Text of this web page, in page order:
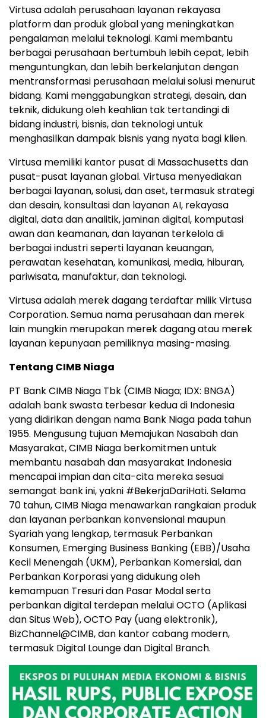
Virtusa adalah perusahaan layanan rekayasa
platform dan produk global yang meningkatkan
pengalaman melalui teknologi. Kami membantu
berbagai perusahaan bertumbuh lebih cepat, lebih
menguntungkan, dan lebih berkelanjutan dengan
mentransformasi perusahaan melalui solusi menurut
bidang. Kami menggabungkan strategi, desain, dan
teknik, didukung oleh keahlian tak tertandingi di
bidang industri, bisnis, dan teknologi untuk
menghasilkan dampak bisnis yang nyata bagi klien.
Virtusa memiliki kantor pusat di Massachusetts dan
pusat-pusat layanan global. Virtusa menyediakan
berbagai layanan, solusi, dan aset, termasuk strategi
dan desain, konsultasi dan layanan AI, rekayasa
digital, data dan analitik, jaminan digital, komputasi
awan dan keamanan, dan layanan terkelola di
berbagai industri seperti layanan keuangan,
perawatan kesehatan, komunikasi, media, hiburan,
pariwisata, manufaktur, dan teknologi.
Virtusa adalah merek dagang terdaftar milik Virtusa
Corporation. Semua nama perusahaan dan merek
lain mungkin merupakan merek dagang atau merek
layanan kepunyaan pemiliknya masing-masing.
Tentang CIMB Niaga
PT Bank CIMB Niaga Tbk (CIMB Niaga; IDX: BNGA)
adalah bank swasta terbesar kedua di Indonesia
yang didirikan dengan nama Bank Niaga pada tahun
1955. Mengusung tujuan Memajukan Nasabah dan
Masyarakat, CIMB Niaga berkomitmen untuk
membantu nasabah dan masyarakat Indonesia
mencapai impian dan cita-cita mereka sesuai
semangat bank ini, yakni #BekerjaDariHati. Selama
70 tahun, CIMB Niaga menawarkan rangkaian produk
dan layanan perbankan konvensional maupun
Syariah yang lengkap, termasuk Perbankan
Konsumen, Emerging Business Banking (EBB)/Usaha
Kecil Menengah (UKM), Perbankan Komersial, dan
Perbankan Korporasi yang didukung oleh
kemampuan Tresuri dan Pasar Modal serta
perbankan digital terdepan melalui OCTO (Aplikasi
dan Situs Web), OCTO Pay (uang elektronik),
BizChannel@CIMB, dan kantor cabang modern,
termasuk Digital Lounge dan Digital Branch.